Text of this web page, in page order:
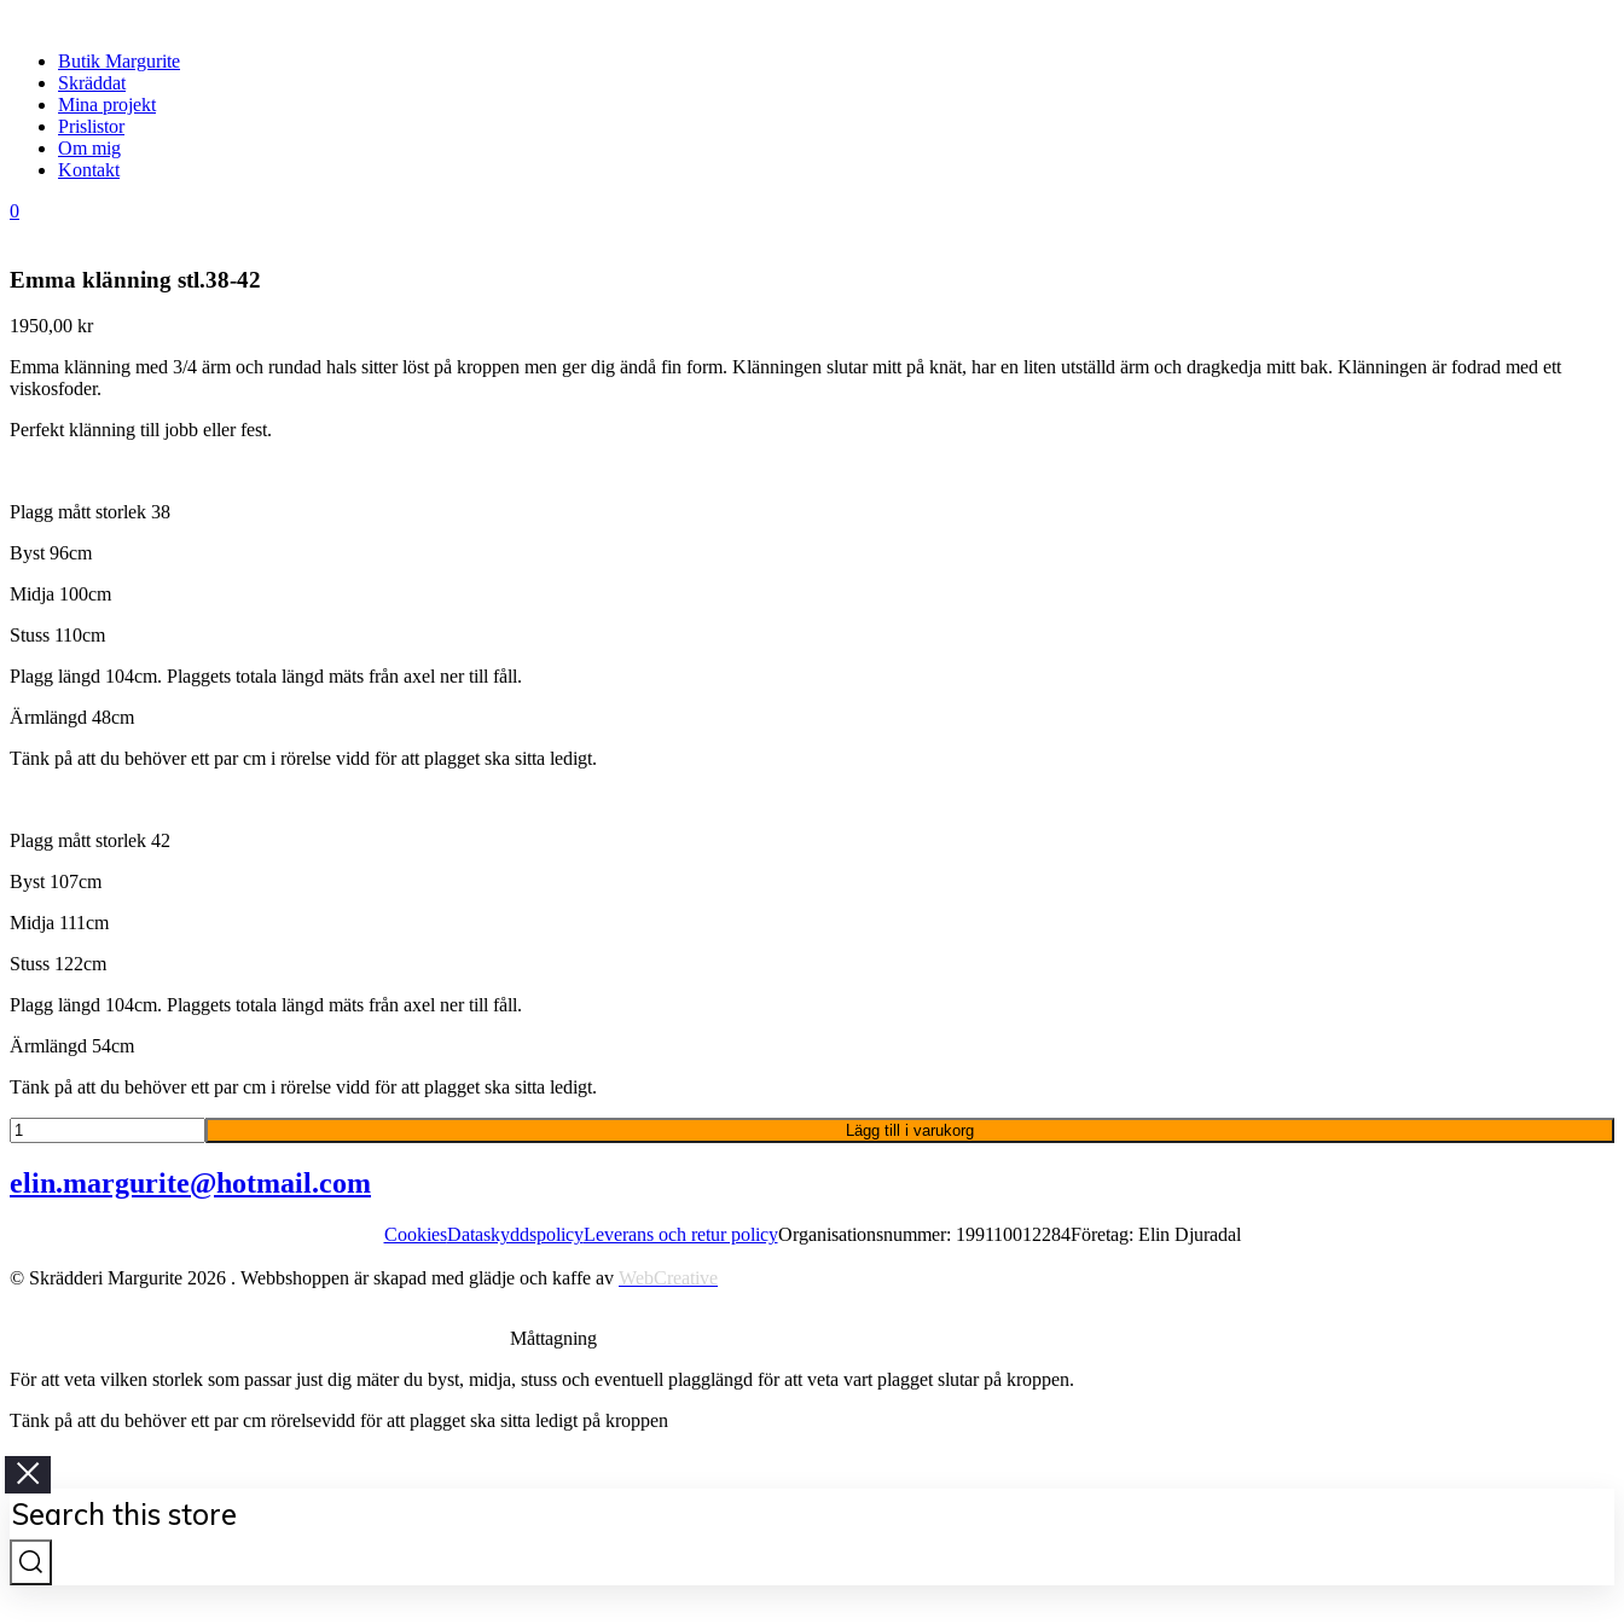
Butik Margurite
Skräddat
Mina projekt
Prislistor
Om mig
Kontakt
0
Emma klänning stl.38-42
1950,00 kr
Emma klänning med 3/4 ärm och rundad hals sitter löst på kroppen men ger dig ändå fin form. Klänningen slutar mitt på knät, har en liten utställd ärm och dragkedja mitt bak. Klänningen är fodrad med ett
viskosfoder.
Perfekt klänning till jobb eller fest.
Plagg mått storlek 38
Byst 96cm
Midja 100cm
Stuss 110cm
Plagg längd 104cm. Plaggets totala längd mäts från axel ner till fåll.
Ärmlängd 48cm
Tänk på att du behöver ett par cm i rörelse vidd för att plagget ska sitta ledigt.
Plagg mått storlek 42
Byst 107cm
Midja 111cm
Stuss 122cm
Plagg längd 104cm. Plaggets totala längd mäts från axel ner till fåll.
Ärmlängd 54cm
Tänk på att du behöver ett par cm i rörelse vidd för att plagget ska sitta ledigt.
Emma
klänning
stl.38-
42
Lägg till i varukorg
elin.margurite@hotmail.com
CookiesDataskyddspolicyLeverans och retur policy​Organisationsnummer: 199110012284Företag: Elin Djuradal
© Skrädderi Margurite 2026 . Webbshoppen är skapad med glädje och kaffe av WebCreative
Måttagning
För att veta vilken storlek som passar just dig mäter du byst, midja, stuss och eventuell plagglängd för att veta vart plagget slutar på kroppen.
Tänk på att du behöver ett par cm rörelsevidd för att plagget ska sitta ledigt på kroppen
Search
this
store